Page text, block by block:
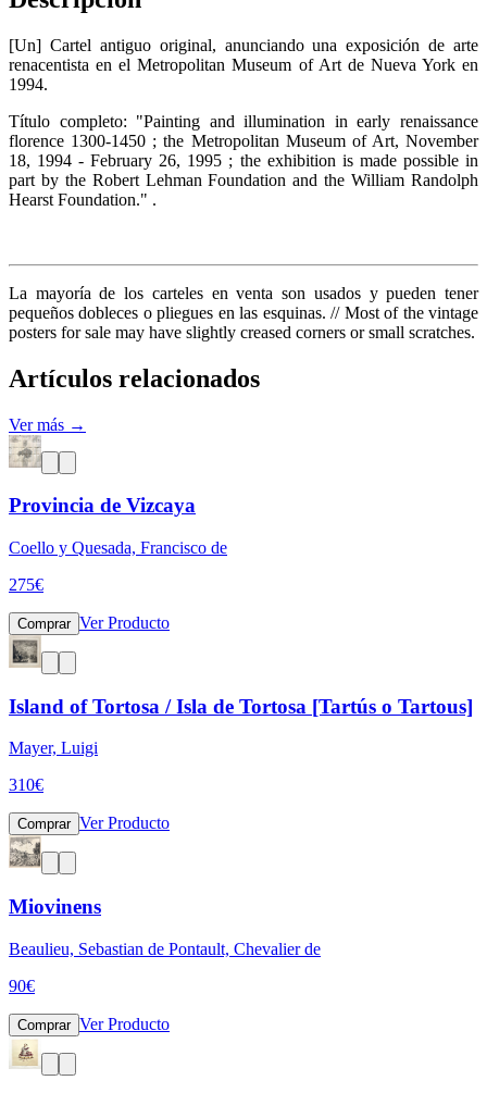
[Un] Cartel antiguo original, anunciando una exposición de arte
renacentista en el Metropolitan Museum of Art de Nueva York en
1994.
Título completo: "Painting and illumination in early renaissance
florence 1300-1450 ; the Metropolitan Museum of Art, November
18, 1994 - February 26, 1995 ; the exhibition is made possible in
part by the Robert Lehman Foundation and the William Randolph
Hearst Foundation." .
La mayoría de los carteles en venta son usados y pueden tener
pequeños dobleces o pliegues en las esquinas. // Most of the vintage
posters for sale may have slightly creased corners or small scratches.
Artículos relacionados
Ver más →
Provincia de Vizcaya
Coello y Quesada, Francisco de
275€
Comprar Ver Producto
Island of Tortosa / Isla de Tortosa [Tartús o Tartous]
Mayer, Luigi
310€
Comprar Ver Producto
Miovinens
Beaulieu, Sebastian de Pontault, Chevalier de
90€
Comprar Ver Producto